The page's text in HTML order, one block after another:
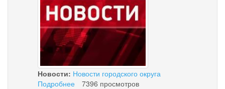
Новости: Новости городского округа
Подробнее
7396 просмотров